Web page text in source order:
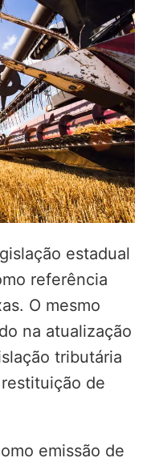
estadual
referência
O mesmo
na atualização
tributária
de
emissão de